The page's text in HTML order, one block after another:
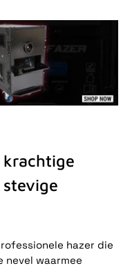
hazer die
nevel waarmee